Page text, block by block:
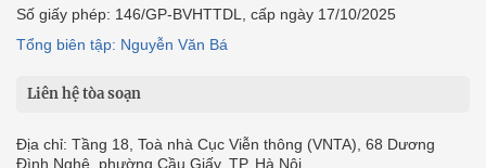
Số giấy phép: 146/GP-BVHTTDL, cấp ngày 17/10/2025
Tổng biên tập: Nguyễn Văn Bá
Liên hệ tòa soạn
Địa chỉ: Tầng 18, Toà nhà Cục Viễn thông (VNTA), 68 Dương
Đình Nghệ, phường Cầu Giấy, TP. Hà Nội.